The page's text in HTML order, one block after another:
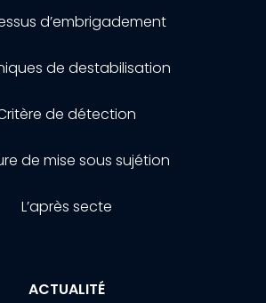
d’embrigadement
de destabilisation
de détection
de mise sous sujétion
L’après secte
ACTUALITÉ